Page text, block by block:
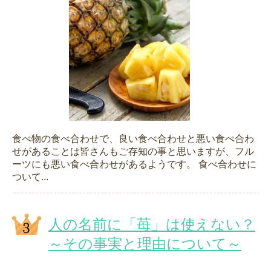
食べ物の食べ合わせで、良い食べ合わせと悪い食べ合わ
せがあることは皆さんもご存知の事と思いますが、フル
ーツにも悪い食べ合わせがあるようです。 食べ合わせに
ついて...
人の名前に「苺」は使えない？
～その事実と理由について～